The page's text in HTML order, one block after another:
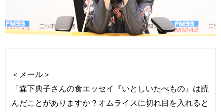
＜メール＞
「森下典子さんの食エッセイ『いとしいたべもの』は読
んだことがありますか？オムライスに切れ目を入れると